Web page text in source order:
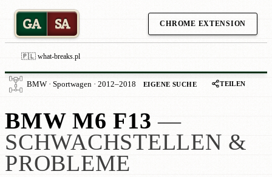
GA SA CHROME EXTENSION
🇵🇱 what-breaks.pl
BMW · Sportwagen · 2012–2018 EIGENE SUCHE TEILEN
BMW M6 F13 —
SCHWACHSTELLEN &
PROBLEME